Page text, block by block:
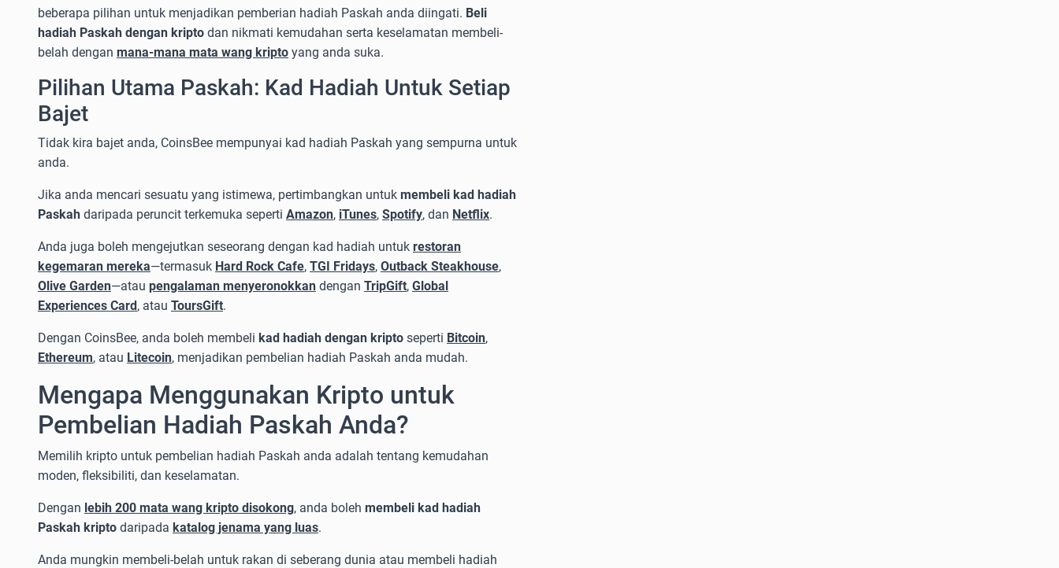
beberapa pilihan untuk menjadikan pemberian hadiah Paskah anda diingati. Beli
hadiah Paskah dengan kripto dan nikmati kemudahan serta keselamatan membeli-
belah dengan mana-mana mata wang kripto yang anda suka.
Pilihan Utama Paskah: Kad Hadiah Untuk Setiap
Bajet
Tidak kira bajet anda, CoinsBee mempunyai kad hadiah Paskah yang sempurna untuk
anda.
Jika anda mencari sesuatu yang istimewa, pertimbangkan untuk membeli kad hadiah
Paskah daripada peruncit terkemuka seperti Amazon, iTunes, Spotify, dan Netflix.
Anda juga boleh mengejutkan seseorang dengan kad hadiah untuk restoran
kegemaran mereka—termasuk Hard Rock Cafe, TGI Fridays, Outback Steakhouse,
Olive Garden—atau pengalaman menyeronokkan dengan TripGift, Global
Experiences Card, atau ToursGift.
Dengan CoinsBee, anda boleh membeli kad hadiah dengan kripto seperti Bitcoin,
Ethereum, atau Litecoin, menjadikan pembelian hadiah Paskah anda mudah.
Mengapa Menggunakan Kripto untuk
Pembelian Hadiah Paskah Anda?
Memilih kripto untuk pembelian hadiah Paskah anda adalah tentang kemudahan
moden, fleksibiliti, dan keselamatan.
Dengan lebih 200 mata wang kripto disokong, anda boleh membeli kad hadiah
Paskah kripto daripada katalog jenama yang luas.
Anda mungkin membeli-belah untuk rakan di seberang dunia atau membeli hadiah